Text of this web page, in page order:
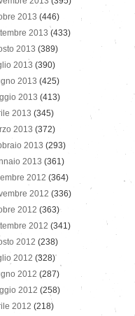
2013 (446)
2013 (433)
2013 (389)
2013 (390)
2013 (425)
2013 (413)
2013 (345)
2013 (372)
2013 (293)
2013 (361)
2012 (364)
2012 (336)
2012 (363)
2012 (341)
2012 (238)
2012 (328)
2012 (287)
2012 (258)
2012 (218)